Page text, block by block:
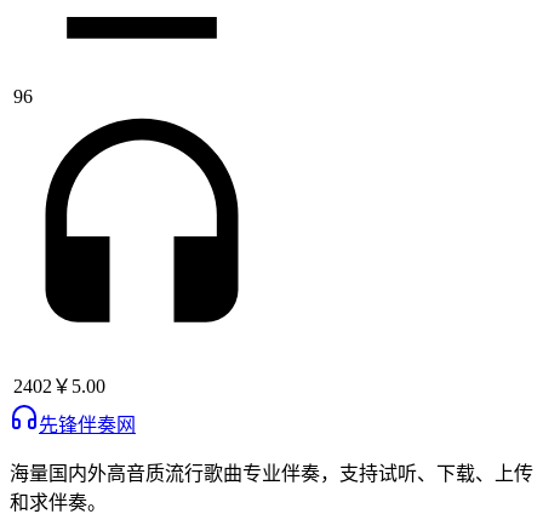
96
2402 ￥5.00
先锋伴奏网
海量国内外高音质流行歌曲专业伴奏，支持试听、下载、上传
和求伴奏。